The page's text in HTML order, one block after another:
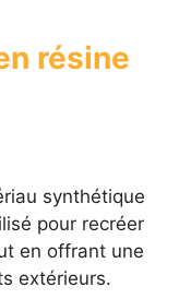
résine
synthétique
pour recréer
en offrant une
extérieurs.